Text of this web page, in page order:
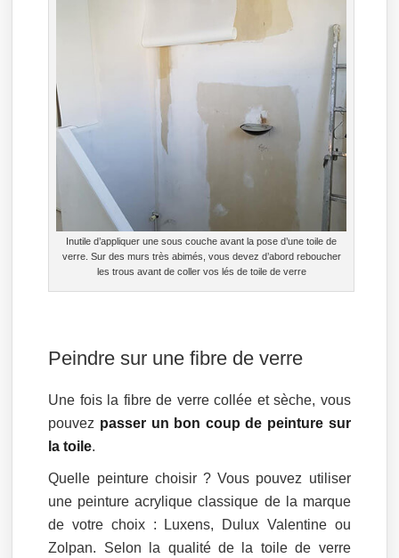
Inutile d’appliquer une sous couche avant la pose d’une toile de
verre. Sur des murs très abimés, vous devez d’abord reboucher
les trous avant de coller vos lés de toile de verre
Peindre sur une fibre de verre
Une fois la fibre de verre collée et sèche, vous
pouvez passer un bon coup de peinture sur
la toile.
Quelle peinture choisir ? Vous pouvez utiliser
une peinture acrylique classique de la marque
de votre choix : Luxens, Dulux Valentine ou
Zolpan. Selon la qualité de la toile de verre